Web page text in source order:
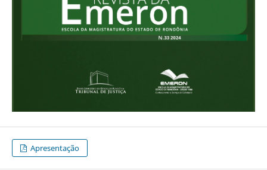
Apresentação